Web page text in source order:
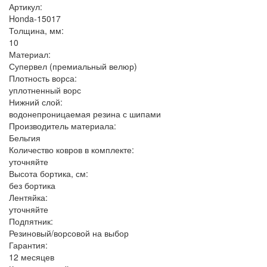
Артикул:
Honda-15017
Толщина, мм:
10
Материал:
Супервел (премиальный велюр)
Плотность ворса:
уплотненный ворс
Нижний слой:
водонепроницаемая резина с шипами
Производитель материала:
Бельгия
Количество ковров в комплекте:
уточняйте
Высота бортика, см:
без бортика
Лентяйка:
уточняйте
Подпятник:
Резиновый/ворсовой на выбор
Гарантия:
12 месяцев